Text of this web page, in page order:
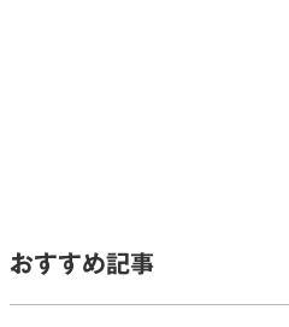
おすすめ記事